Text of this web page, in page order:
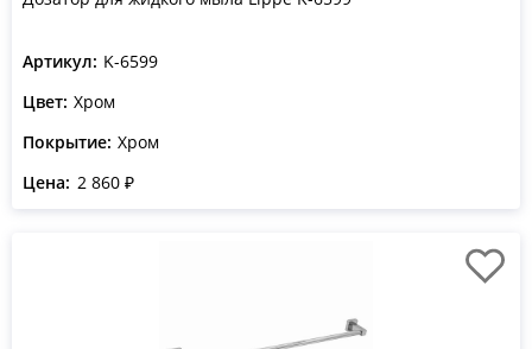
Артикул: K-6599
Цвет: Хром
Покрытие: Хром
Цена: 2 860 ₽